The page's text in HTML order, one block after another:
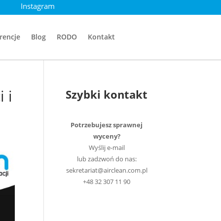
Instagram
Blog RODO Kontakt
i Szybki kontakt
Potrzebujesz sprawnej
wyceny?
Wyślij e-mail
lub zadzwoń do nas:
sekretariat@airclean.com.pl
+48 32 307 11 90